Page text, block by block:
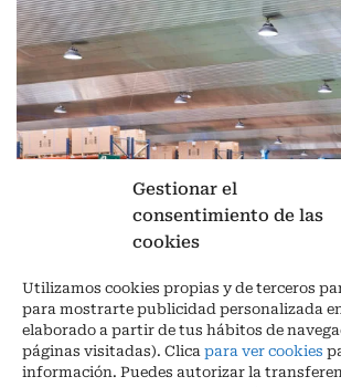
Gestionar el
consentimiento de las
cookies
Utilizamos cookies propias y de terceros
para mostrarte publicidad personalizada
elaborado a partir de tus hábitos de
páginas visitadas). Clica para ver cookies
información. Puedes autorizar la
Aviso legal|Política de privacidad
Ctra. A-3132, De Aguilar a A-318 por Moriles
España
COORDENADAS: Latitud: 37,40 – Longitud -
30 68
info@infrico.com Infrico SL 2026©. Diseñado